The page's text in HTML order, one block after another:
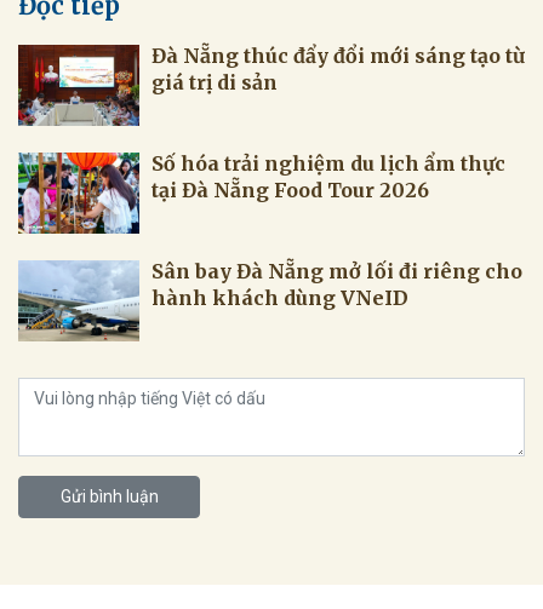
Đà Nẵng thúc đẩy đổi mới sáng tạo từ
giá trị di sản
Số hóa trải nghiệm du lịch ẩm thực
tại Đà Nẵng Food Tour 2026
Sân bay Đà Nẵng mở lối đi riêng cho
hành khách dùng VNeID
Gửi bình luận